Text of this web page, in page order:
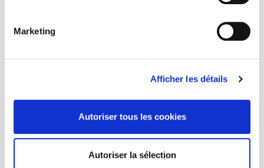
Marketing
Afficher les détails
Autoriser tous les cookies
Autoriser la sélection
original research, to edit reference works for student use, and to